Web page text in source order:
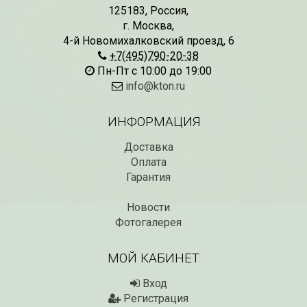
СКИДКИ 15 % НА ДУГИ, ЗАБОРЫ,
11.03.2024
Скидки 15% !!! При заказе
товаров на сумму от 1000 руб. с
ЧИТАТЬ ДАЛЕЕ →
БЕСПЛАТНАЯ
В первый день весны
125183, Россия,
г. Москва,
4-й Новомихалковский проезд, 6
+7(495)790-20-38
Пн-Пт с 10:00 до 19:00
info@kton.ru
ИНФОРМАЦИЯ
Доставка
Оплата
Гарантия
Новости
Фотогалерея
МОЙ КАБИНЕТ
Вход
Регистрация